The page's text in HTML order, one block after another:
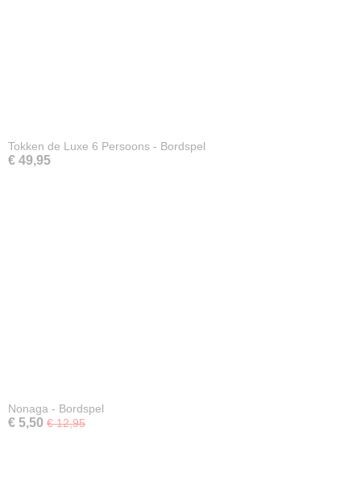
Tokken de Luxe 6 Persoons - Bordspel
€ 49,95
Nonaga - Bordspel
€ 5,50 € 12,95